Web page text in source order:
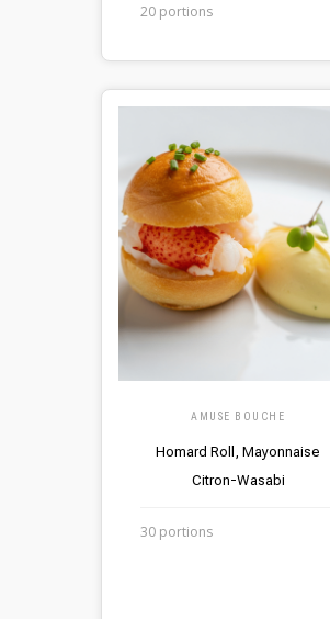
20 portions
AMUSE BOUCHE
Homard Roll, Mayonnaise
Citron-Wasabi
30 portions